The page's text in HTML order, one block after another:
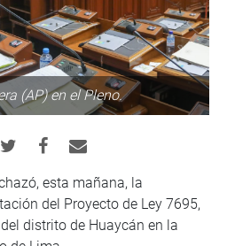
(AP) en el Pleno.
esta mañana, la
del Proyecto de Ley 7695,
distrito de Huaycán en la